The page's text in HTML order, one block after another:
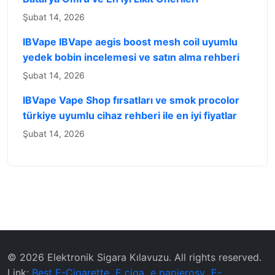
Şubat 14, 2026
IBVape IBVape aegis boost mesh coil uyumlu
yedek bobin incelemesi ve satın alma rehberi
Şubat 14, 2026
IBVape Vape Shop fırsatları ve smok procolor
türkiye uyumlu cihaz rehberi ile en iyi fiyatlar
Şubat 14, 2026
© 2026 ‌Elektronik Sigara Kılavuzu‌. All rights reserved.